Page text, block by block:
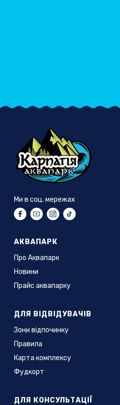
Ми в соц. мережах
АКВАПАРК
Про Аквапарк
Новини
Прайс аквапарку
ДЛЯ ВІДВІДУВАЧІВ
Зони відпочинку
Правила
Карта комплексу
Фудкорт
ДЛЯ КОНСУЛЬТАЦІЇ